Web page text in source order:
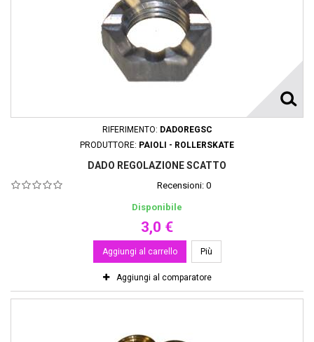
RIFERIMENTO: DADOREGSC
PRODUTTORE: PAIOLI - ROLLERSKATE
DADO REGOLAZIONE SCATTO
Recensioni: 0
Disponibile
3,0 €
Aggiungi al carrello Più
Aggiungi al comparatore